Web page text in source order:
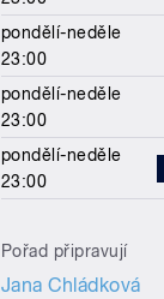
pondělí-neděle
23:00
pondělí-neděle
23:00
pondělí-neděle
23:00
Pořad připravují
Jana Chládková